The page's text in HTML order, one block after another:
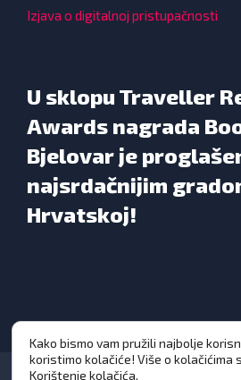
Izjava o digitalnoj pristupačnosti
U sklopu Traveller
Awards nagrada
Bjelovar je
najsrdačnijim
Hrvatskoj!
Kako bismo vam pružili najbolje
koristimo kolačiće! Više o kolačićima
Korištenje kolačića.